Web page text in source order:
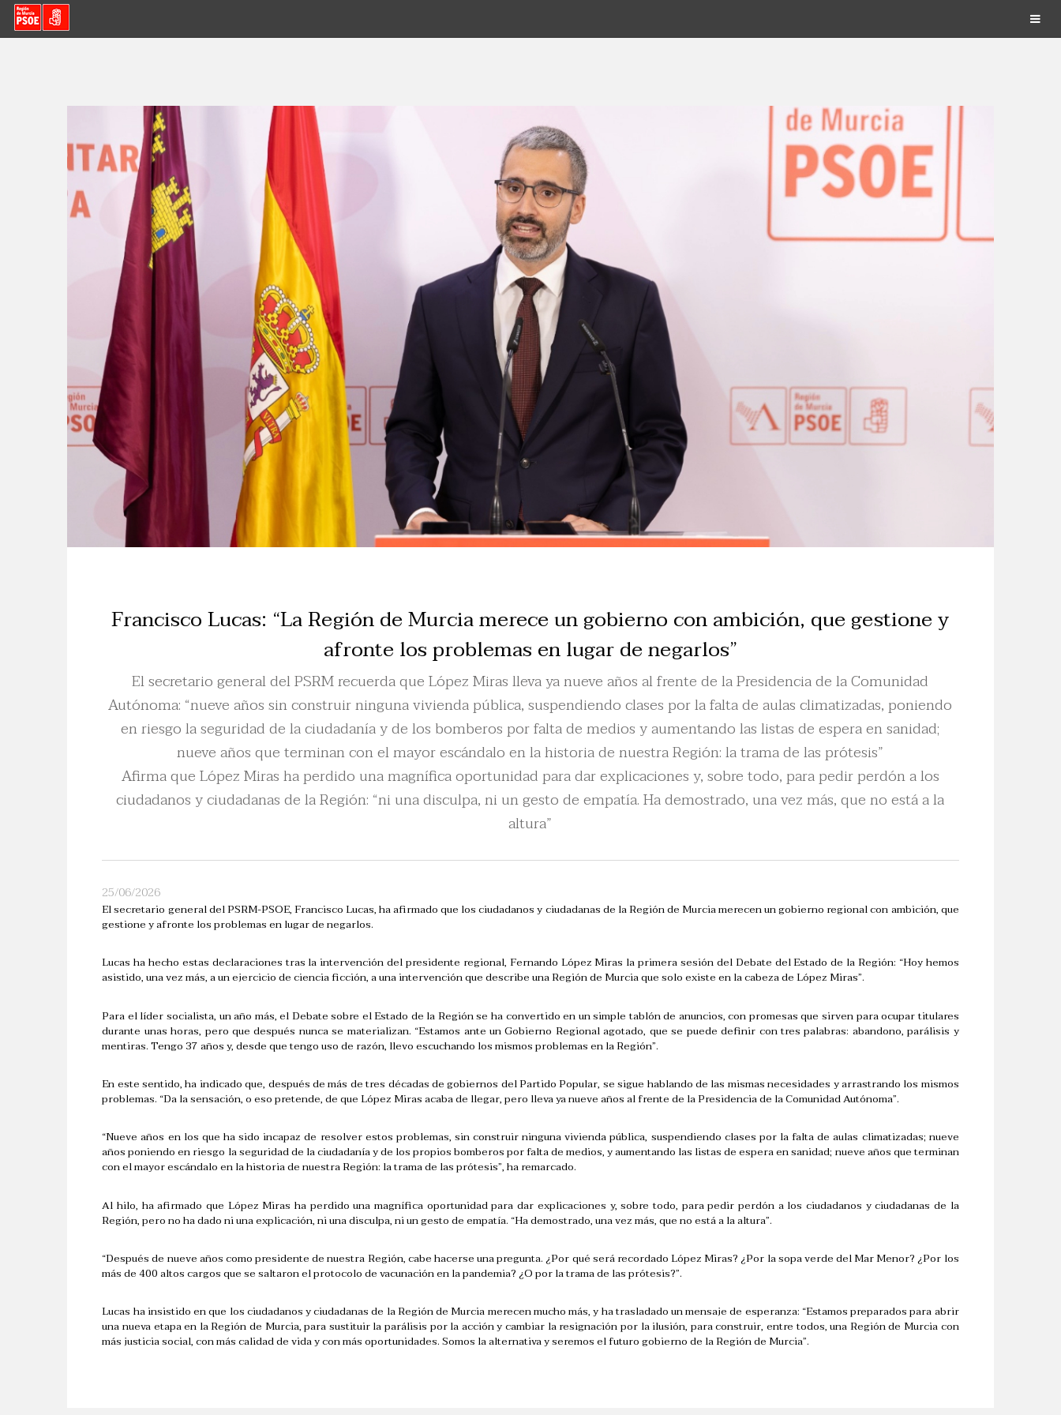
Francisco Lucas: “La Región de Murcia merece un gobierno con ambición, que gestione y
afronte los problemas en lugar de negarlos”
El secretario general del PSRM recuerda que López Miras lleva ya nueve años al frente de la Presidencia de la Comunidad
Autónoma: “nueve años sin construir ninguna vivienda pública, suspendiendo clases por la falta de aulas climatizadas, poniendo
en riesgo la seguridad de la ciudadanía y de los bomberos por falta de medios y aumentando las listas de espera en sanidad;
nueve años que terminan con el mayor escándalo en la historia de nuestra Región: la trama de las prótesis”
Afirma que López Miras ha perdido una magnífica oportunidad para dar explicaciones y, sobre todo, para pedir perdón a los
ciudadanos y ciudadanas de la Región: “ni una disculpa, ni un gesto de empatía. Ha demostrado, una vez más, que no está a la
altura”
25/06/2026
El secretario general del PSRM-PSOE, Francisco Lucas, ha afirmado que los ciudadanos y ciudadanas de la Región de Murcia merecen un gobierno regional con ambición, que
gestione y afronte los problemas en lugar de negarlos.
Lucas ha hecho estas declaraciones tras la intervención del presidente regional, Fernando López Miras la primera sesión del Debate del Estado de la Región: “Hoy hemos
asistido, una vez más, a un ejercicio de ciencia ficción, a una intervención que describe una Región de Murcia que solo existe en la cabeza de López Miras”.
Para el líder socialista, un año más, el Debate sobre el Estado de la Región se ha convertido en un simple tablón de anuncios, con promesas que sirven para ocupar titulares
durante unas horas, pero que después nunca se materializan. “Estamos ante un Gobierno Regional agotado, que se puede definir con tres palabras: abandono, parálisis y
mentiras. Tengo 37 años y, desde que tengo uso de razón, llevo escuchando los mismos problemas en la Región”.
En este sentido, ha indicado que, después de más de tres décadas de gobiernos del Partido Popular, se sigue hablando de las mismas necesidades y arrastrando los mismos
problemas. “Da la sensación, o eso pretende, de que López Miras acaba de llegar, pero lleva ya nueve años al frente de la Presidencia de la Comunidad Autónoma”.
“Nueve años en los que ha sido incapaz de resolver estos problemas, sin construir ninguna vivienda pública, suspendiendo clases por la falta de aulas climatizadas; nueve
años poniendo en riesgo la seguridad de la ciudadanía y de los propios bomberos por falta de medios, y aumentando las listas de espera en sanidad; nueve años que terminan
con el mayor escándalo en la historia de nuestra Región: la trama de las prótesis”, ha remarcado.
Al hilo, ha afirmado que López Miras ha perdido una magnífica oportunidad para dar explicaciones y, sobre todo, para pedir perdón a los ciudadanos y ciudadanas de la
Región, pero no ha dado ni una explicación, ni una disculpa, ni un gesto de empatía. “Ha demostrado, una vez más, que no está a la altura”.
“Después de nueve años como presidente de nuestra Región, cabe hacerse una pregunta. ¿Por qué será recordado López Miras? ¿Por la sopa verde del Mar Menor? ¿Por los
más de 400 altos cargos que se saltaron el protocolo de vacunación en la pandemia? ¿O por la trama de las prótesis?”.
Lucas ha insistido en que los ciudadanos y ciudadanas de la Región de Murcia merecen mucho más, y ha trasladado un mensaje de esperanza: “Estamos preparados para abrir
una nueva etapa en la Región de Murcia, para sustituir la parálisis por la acción y cambiar la resignación por la ilusión, para construir, entre todos, una Región de Murcia con
más justicia social, con más calidad de vida y con más oportunidades. Somos la alternativa y seremos el futuro gobierno de la Región de Murcia”.